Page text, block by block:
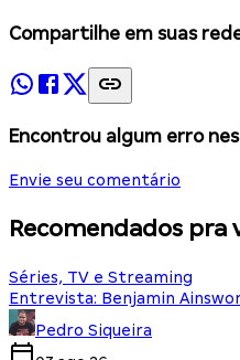
Compartilhe em suas
Encontrou algum erro
Envie seu comentário
Recomendados pra
Séries, TV e Streaming
Entrevista: Benjamin
Pedro Siqueira